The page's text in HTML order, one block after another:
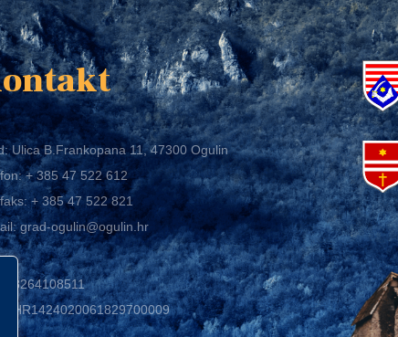
Ulica B.Frankopana 11, 47300 Ogulin
+ 385 47 522 612
+ 385 47 522 821
grad-ogulin@ogulin.hr
58264108511
HR1424020061829700009